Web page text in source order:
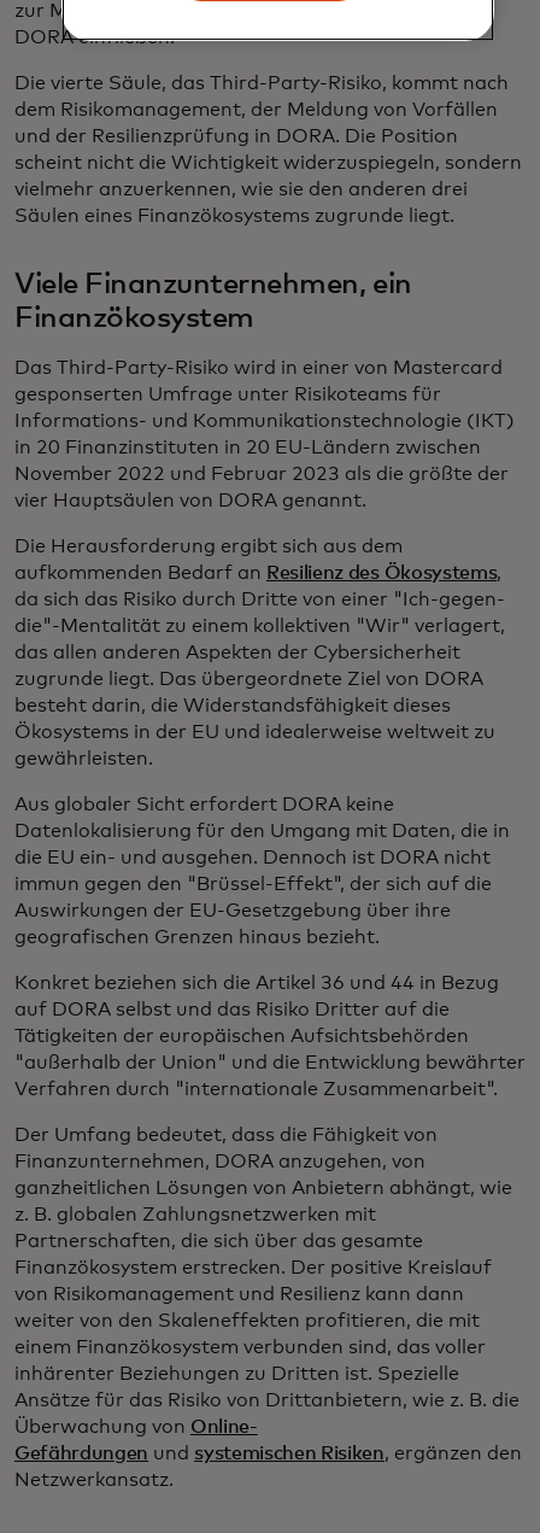
zur Meldung von Vorfällen für die dritte Säule von
DORA einfließen.
Die vierte Säule, das Third-Party-Risiko, kommt nach
dem Risikomanagement, der Meldung von Vorfällen
und der Resilienzprüfung in DORA. Die Position
scheint nicht die Wichtigkeit widerzuspiegeln, sondern
vielmehr anzuerkennen, wie sie den anderen drei
Säulen eines Finanzökosystems zugrunde liegt.
Viele Finanzunternehmen, ein
Finanzökosystem
Das Third-Party-Risiko wird in einer von Mastercard
gesponserten Umfrage unter Risikoteams für
Informations- und Kommunikationstechnologie (IKT)
in 20 Finanzinstituten in 20 EU-Ländern zwischen
November 2022 und Februar 2023 als die größte der
vier Hauptsäulen von DORA genannt.
Die Herausforderung ergibt sich aus dem
aufkommenden Bedarf an Resilienz des Ökosystems,
da sich das Risiko durch Dritte von einer "Ich-gegen-
die"-Mentalität zu einem kollektiven "Wir" verlagert,
das allen anderen Aspekten der Cybersicherheit
zugrunde liegt. Das übergeordnete Ziel von DORA
besteht darin, die Widerstandsfähigkeit dieses
Ökosystems in der EU und idealerweise weltweit zu
gewährleisten.
Aus globaler Sicht erfordert DORA keine
Datenlokalisierung für den Umgang mit Daten, die in
die EU ein- und ausgehen. Dennoch ist DORA nicht
immun gegen den "Brüssel-Effekt", der sich auf die
Auswirkungen der EU-Gesetzgebung über ihre
geografischen Grenzen hinaus bezieht.
Konkret beziehen sich die Artikel 36 und 44 in Bezug
auf DORA selbst und das Risiko Dritter auf die
Tätigkeiten der europäischen Aufsichtsbehörden
"außerhalb der Union" und die Entwicklung bewährter
Verfahren durch "internationale Zusammenarbeit".
Der Umfang bedeutet, dass die Fähigkeit von
Finanzunternehmen, DORA anzugehen, von
ganzheitlichen Lösungen von Anbietern abhängt, wie
z. B. globalen Zahlungsnetzwerken mit
Partnerschaften, die sich über das gesamte
Finanzökosystem erstrecken. Der positive Kreislauf
von Risikomanagement und Resilienz kann dann
weiter von den Skaleneffekten profitieren, die mit
einem Finanzökosystem verbunden sind, das voller
inhärenter Beziehungen zu Dritten ist. Spezielle
Ansätze für das Risiko von Drittanbietern, wie z. B. die
Überwachung von Online-
Gefährdungen und systemischen Risiken, ergänzen den
Netzwerkansatz.